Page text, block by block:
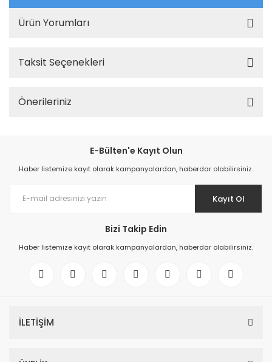
Ürün Yorumları
Taksit Seçenekleri
Önerileriniz
E-Bülten'e Kayıt Olun
Haber listemize kayıt olarak kampanyalardan, haberdar olabilirsiniz.
Kayıt Ol
Bizi Takip Edin
Haber listemize kayıt olarak kampanyalardan, haberdar olabilirsiniz.
İLETİŞİM